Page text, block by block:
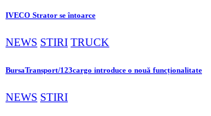
IVECO Strator se întoarce
NEWS STIRI TRUCK
BursaTransport/123cargo introduce o nouă funcționalitate
NEWS STIRI